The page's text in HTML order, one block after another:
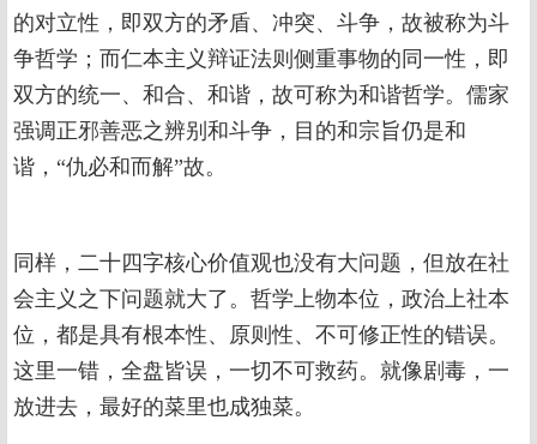
的对立性，即双方的矛盾、冲突、斗争，故被称为斗
争哲学；而仁本主义辩证法则侧重事物的同一性，即
双方的统一、和合、和谐，故可称为和谐哲学。儒家
强调正邪善恶之辨别和斗争，目的和宗旨仍是和
谐，“仇必和而解”故。
同样，二十四字核心价值观也没有大问题，但放在社
会主义之下问题就大了。哲学上物本位，政治上社本
位，都是具有根本性、原则性、不可修正性的错误。
这里一错，全盘皆误，一切不可救药。就像剧毒，一
放进去，最好的菜里也成独菜。